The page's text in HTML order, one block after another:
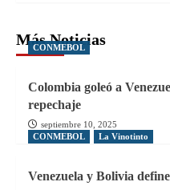
Más Noticias
CONMEBOL
Colombia goleó a
repechaje
septiembre 10, 2025
CONMEBOL
La Vinotinto
Venezuela y Bolivia